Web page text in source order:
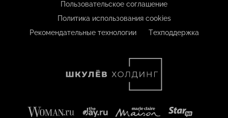
Пользовательское соглашение
Политика использования cookies
Рекомендательные технологии
Техподдержка